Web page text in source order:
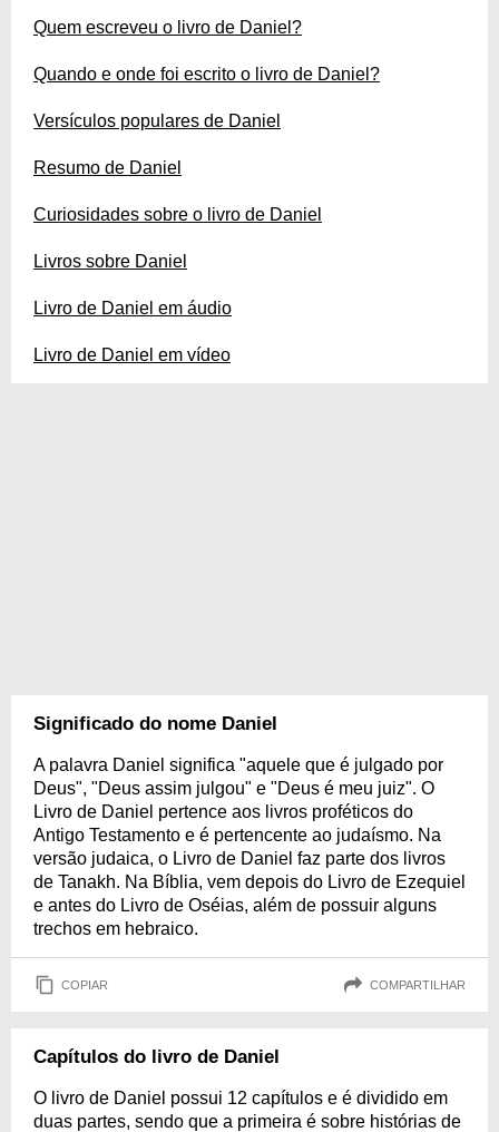
Quem escreveu o livro de Daniel?
Quando e onde foi escrito o livro de Daniel?
Versículos populares de Daniel
Resumo de Daniel
Curiosidades sobre o livro de Daniel
Livros sobre Daniel
Livro de Daniel em áudio
Livro de Daniel em vídeo
Significado do nome Daniel
A palavra Daniel significa "aquele que é julgado por
Deus", "Deus assim julgou" e "Deus é meu juiz". O
Livro de Daniel pertence aos livros proféticos do
Antigo Testamento e é pertencente ao judaísmo. Na
versão judaica, o Livro de Daniel faz parte dos livros
de Tanakh. Na Bíblia, vem depois do Livro de Ezequiel
e antes do Livro de Oséias, além de possuir alguns
trechos em hebraico.
COPIAR COMPARTILHAR
Capítulos do livro de Daniel
O livro de Daniel possui 12 capítulos e é dividido em
duas partes, sendo que a primeira é sobre histórias de